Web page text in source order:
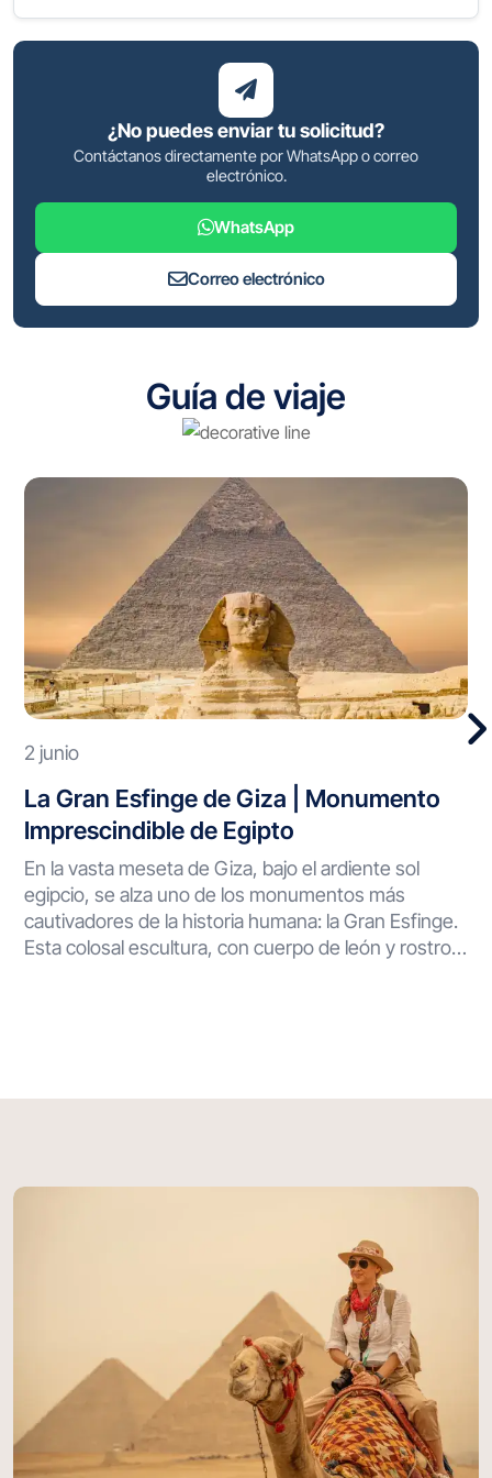
¿No puedes enviar tu solicitud?
Contáctanos directamente por WhatsApp o correo
electrónico.
WhatsApp
Correo electrónico
Guía de viaje
2 junio
La Gran Esfinge de Giza | Monumento
Imprescindible de Egipto
En la vasta meseta de Giza, bajo el ardiente sol
egipcio, se alza uno de los monumentos más
cautivadores de la historia humana: la Gran Esfinge.
Esta colosal escultura, con cuerpo de león y rostro
una proeza arquitectónica sin precedentes.
alcanza 20 metros de altura y se extiende 73
necrópolis de Giza, cerca de El Cairo, la Esfinge
forma parte de un complejo monumental que
incluye las legendarias Pirámides de Guiza, creando
un paisaje arqueológico sin igual en el mundo. Su
construcción demandó un conocimiento técnico
extraordinario y una visión artística impresionante.
Los antiguos egipcios lograron transformar la roca
viva del desierto en una figura que combina la
fuerza del león con la sabiduría del faraón,